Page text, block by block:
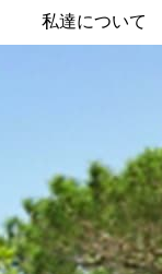
私達について